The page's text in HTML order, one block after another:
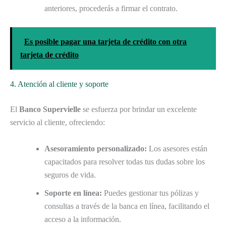
anteriores, procederás a firmar el contrato.
Es posible pagar una tarjeta de crédito con otra
tarjeta de crédito
4. Atención al cliente y soporte
El Banco Supervielle se esfuerza por brindar un excelente
servicio al cliente, ofreciendo:
Asesoramiento personalizado: Los asesores están
capacitados para resolver todas tus dudas sobre los
seguros de vida.
Soporte en línea: Puedes gestionar tus pólizas y
consultas a través de la banca en línea, facilitando el
acceso a la información.